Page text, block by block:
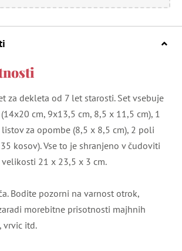
za dekleta od 7 let starosti. Set vsebuje
cm, 9x13,5 cm, 8,5 x 11,5 cm), 1
za opombe (8,5 x 8,5 cm), 2 poli
kosov). Vse to je shranjeno v čudoviti
21 x 23,5 x 3 cm.
Bodite pozorni na varnost otrok,
morebitne prisotnosti majhnih
vrvic itd.